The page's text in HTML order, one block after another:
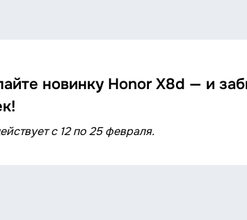
новинку Honor X8d — и
с 12 по 25 февраля.